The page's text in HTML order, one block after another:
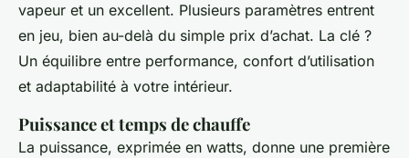
vapeur et un excellent. Plusieurs paramètres entrent
en jeu, bien au-delà du simple prix d’achat. La clé ?
Un équilibre entre performance, confort d’utilisation
et adaptabilité à votre intérieur.
Puissance et temps de chauffe
La puissance, exprimée en watts, donne une première